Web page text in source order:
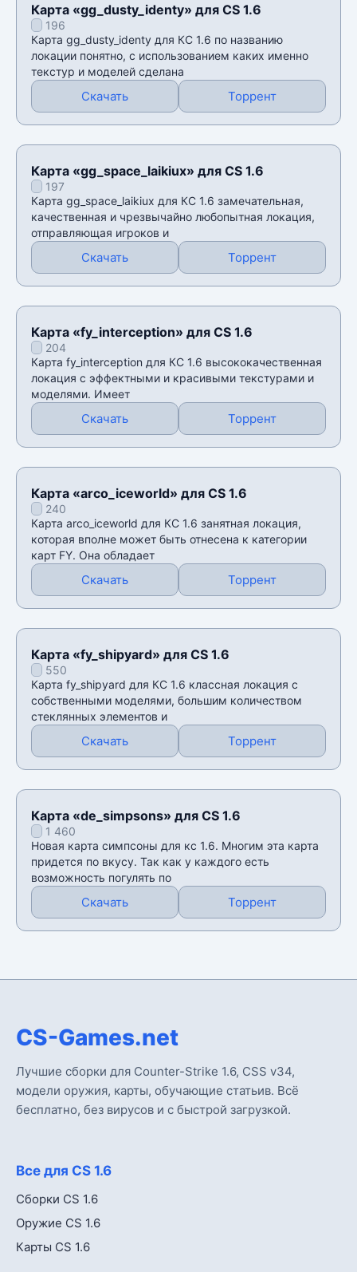
Карта «gg_dusty_identy» для CS 1.6
196
Карта gg_dusty_identy для КС 1.6 по названию
локации понятно, с использованием каких именно
текстур и моделей сделана
Скачать Торрент
Карта «gg_space_laikiux» для CS 1.6
197
Карта gg_space_laikiux для КС 1.6 замечательная,
качественная и чрезвычайно любопытная локация,
отправляющая игроков и
Скачать Торрент
Карта «fy_interception» для CS 1.6
204
Карта fy_interception для КС 1.6 высококачественная
локация с эффектными и красивыми текстурами и
моделями. Имеет
Скачать Торрент
Карта «arco_iceworld» для CS 1.6
240
Карта arco_iceworld для КС 1.6 занятная локация,
которая вполне может быть отнесена к категории
карт FY. Она обладает
Скачать Торрент
Карта «fy_shipyard» для CS 1.6
550
Карта fy_shipyard для КС 1.6 классная локация с
собственными моделями, большим количеством
стеклянных элементов и
Скачать Торрент
Карта «de_simpsons» для CS 1.6
1 460
Новая карта симпсоны для кс 1.6. Многим эта карта
придется по вкусу. Так как у каждого есть
возможность погулять по
Скачать Торрент
CS-Games.net
Лучшие сборки для Counter-Strike 1.6, CSS v34,
модели оружия, карты, обучающие статьив. Всё
бесплатно, без вирусов и с быстрой загрузкой.
Все для CS 1.6
Сборки CS 1.6
Оружие CS 1.6
Карты CS 1.6